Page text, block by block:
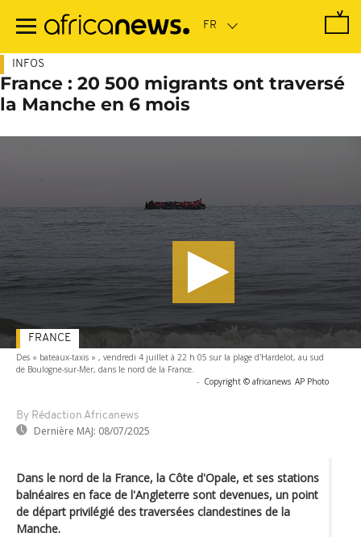
contenu
INFOS
France : 20 500 migrants ont traversé
la Manche en 6 mois
Des « bateaux-taxis » , vendredi 4 juillet à 22 h 05 sur la plage d'Hardelot, au sud
de Boulogne-sur-Mer, dans le nord de la France.
- Copyright © africanews AP Photo
By Rédaction Africanews
Dernière MAJ: 08/07/2025
FRANCE
Dans le nord de la France, la Côte d'Opale, et ses stations
balnéaires en face de l'Angleterre sont devenues, un point
de départ privilégié des traversées clandestines de la
Manche.